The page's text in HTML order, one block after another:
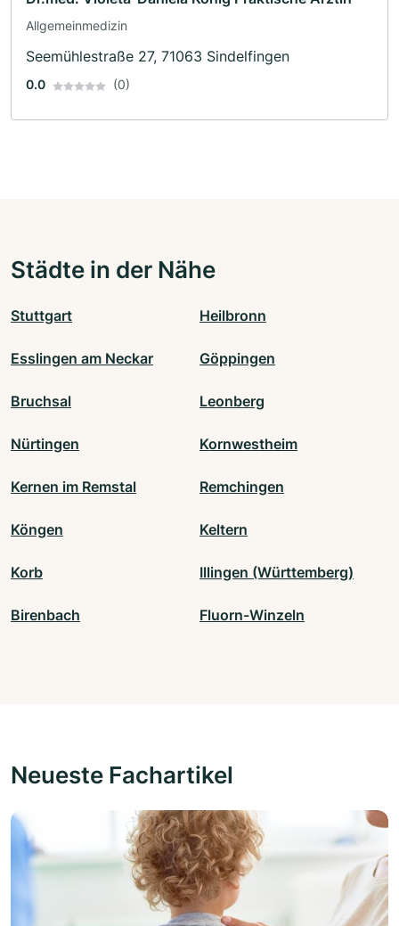
Allgemeinmedizin
Seemühlestraße 27, 71063 Sindelfingen
0.0 (0)
Städte in der Nähe
Stuttgart Heilbronn
Esslingen am Neckar Göppingen
Bruchsal Leonberg
Nürtingen Kornwestheim
Kernen im Remstal Remchingen
Köngen Keltern
Korb Illingen (Württemberg)
Birenbach Fluorn-Winzeln
Neueste Fachartikel